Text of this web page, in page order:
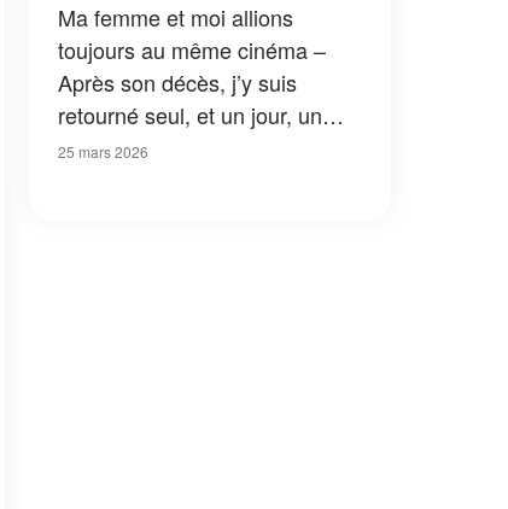
Ma femme et moi allions
toujours au même cinéma –
Après son décès, j’y suis
retourné seul, et un jour, un
jeune homme s’est assis à côté
25 mars 2026